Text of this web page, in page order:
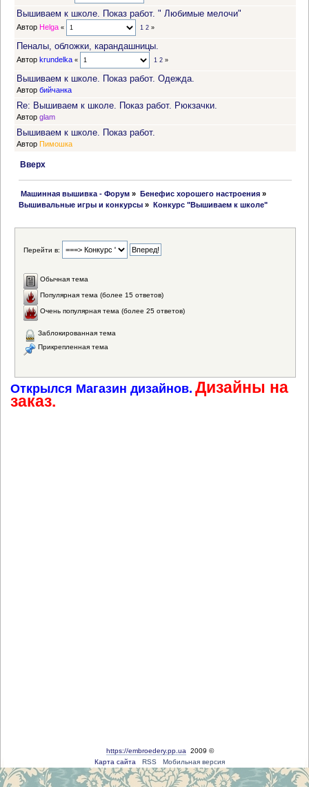
Вышиваем к школе. Показ работ. " Любимые мелочи"
Автор Helga « 1 2»
Пеналы, обложки, карандашницы.
Автор krundelka « 1 2»
Вышиваем к школе. Показ работ. Одежда.
Автор бийчанка
Re: Вышиваем к школе. Показ работ. Рюкзачки.
Автор glam
Вышиваем к школе. Показ работ.
Автор Пимошка
Вверх
Машинная вышивка - Форум » Бенефис хорошего настроения»
Вышивальные игры и конкурсы » Конкурс "Вышиваем к школе"
Перейти в:
Обычная тема
Популярная тема (более 15 ответов)
Очень популярная тема (более 25 ответов)
Заблокированная тема
Прикрепленная тема
Открылся Магазин дизайнов. Дизайны на
заказ.
https://embroedery.pp.ua 2009 ©
Карта сайта
RSS Мобильная версия